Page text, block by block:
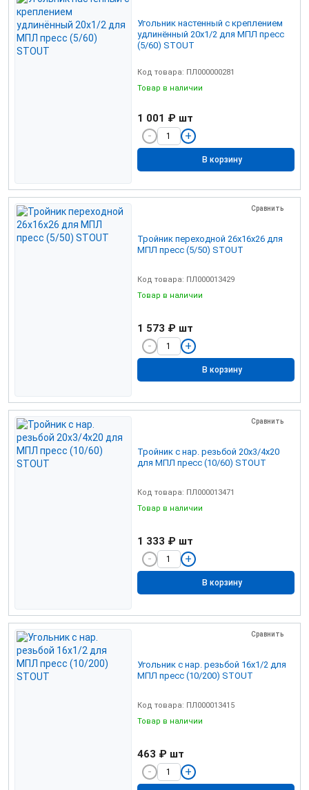
Угольник настенный с креплением
удлинённый 20х1/2 для МПЛ пресс
(5/60) STOUT
Код товара: ПЛ000000281
Товар в наличии
1 001 ₽ шт
В корзину
Сравнить
Тройник переходной 26х16х26 для
МПЛ пресс (5/50) STOUT
Код товара: ПЛ000013429
Товар в наличии
1 573 ₽ шт
В корзину
Сравнить
Тройник с нар. резьбой 20х3/4х20
для МПЛ пресс (10/60) STOUT
Код товара: ПЛ000013471
Товар в наличии
1 333 ₽ шт
В корзину
Сравнить
Угольник с нар. резьбой 16х1/2 для
МПЛ пресс (10/200) STOUT
Код товара: ПЛ000013415
Товар в наличии
463 ₽ шт